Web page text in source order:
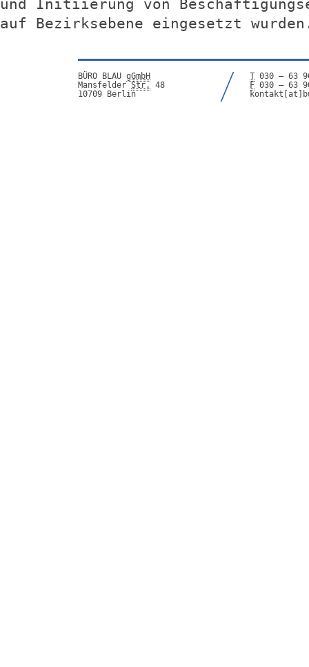
und Initiierung von
auf Bezirksebene eingesetzt
BÜRO BLAU gGmbH
Mansfelder Str.
48
10709 Berlin
T 030 – 63
F 030 – 63